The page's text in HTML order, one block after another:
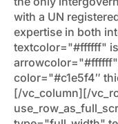
with a UN
expertise in both
textcolor="#ffffff"
color="#c1e5f4″
[/vc_column][/